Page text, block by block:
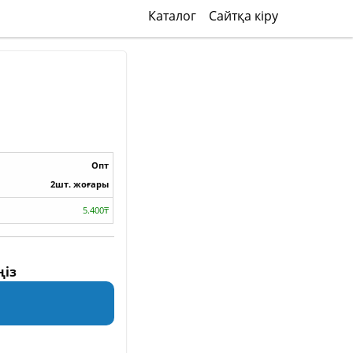
Каталог Сайтқа кіру
Опт
2шт. жоғары
5.400₸